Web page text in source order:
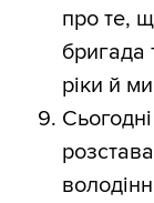
про те,
бригада
ріки й